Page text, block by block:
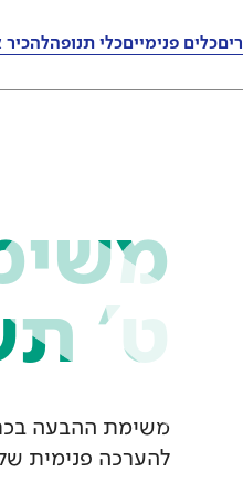
כלים פנימייםכלי תנופהכלים פנימייםכלי תנופה
ט'
משימת ההבעה
להערכה פנימית